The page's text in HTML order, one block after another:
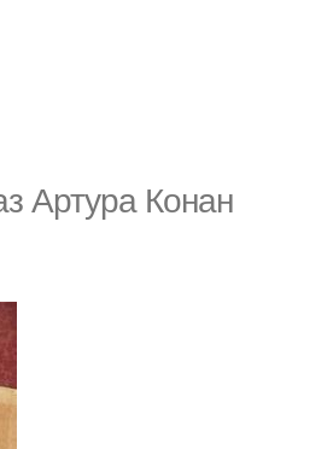
Артура Конан